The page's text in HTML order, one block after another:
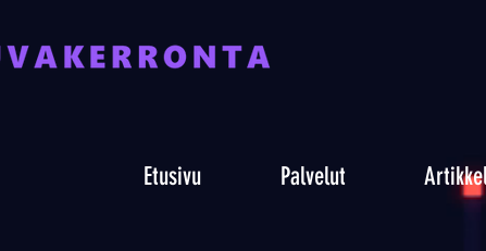
Etusivu Palvelut